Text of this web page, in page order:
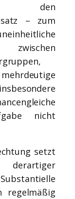
den
– zum
zwischen
nicht
setzt
derartiger
regelmäßig